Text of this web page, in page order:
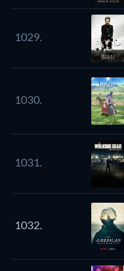
1029.
1030.
1031.
1032.